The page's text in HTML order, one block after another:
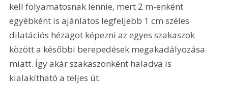
kell folyamatosnak lennie, mert 2 m-enként
egyébként is ajánlatos legfeljebb 1 cm széles
dilatációs hézagot képezni az egyes szakaszok
között a későbbi berepedések megakadályozása
miatt. Így akár szakaszonként haladva is
kialakítható a teljes út.